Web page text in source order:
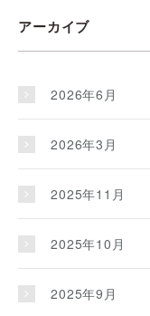
アーカイブ
2026年6月
2026年3月
2025年11月
2025年10月
2025年9月